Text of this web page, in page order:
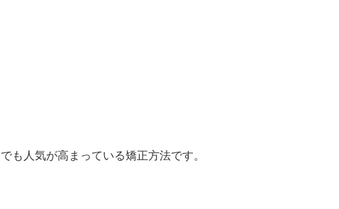
も人気が高まっている矯正方法です。